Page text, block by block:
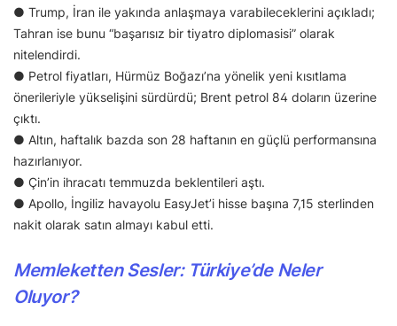
● Trump, İran ile yakında anlaşmaya varabileceklerini açıkladı;
Tahran ise bunu “başarısız bir tiyatro diplomasisi” olarak
nitelendirdi.
● Petrol fiyatları, Hürmüz Boğazı’na yönelik yeni kısıtlama
önerileriyle yükselişini sürdürdü; Brent petrol 84 doların üzerine
çıktı.
● Altın, haftalık bazda son 28 haftanın en güçlü performansına
hazırlanıyor.
● Çin’in ihracatı temmuzda beklentileri aştı.
● Apollo, İngiliz havayolu EasyJet’i hisse başına 7,15 sterlinden
nakit olarak satın almayı kabul etti.
Memleketten Sesler: Türkiye’de Neler
Oluyor?